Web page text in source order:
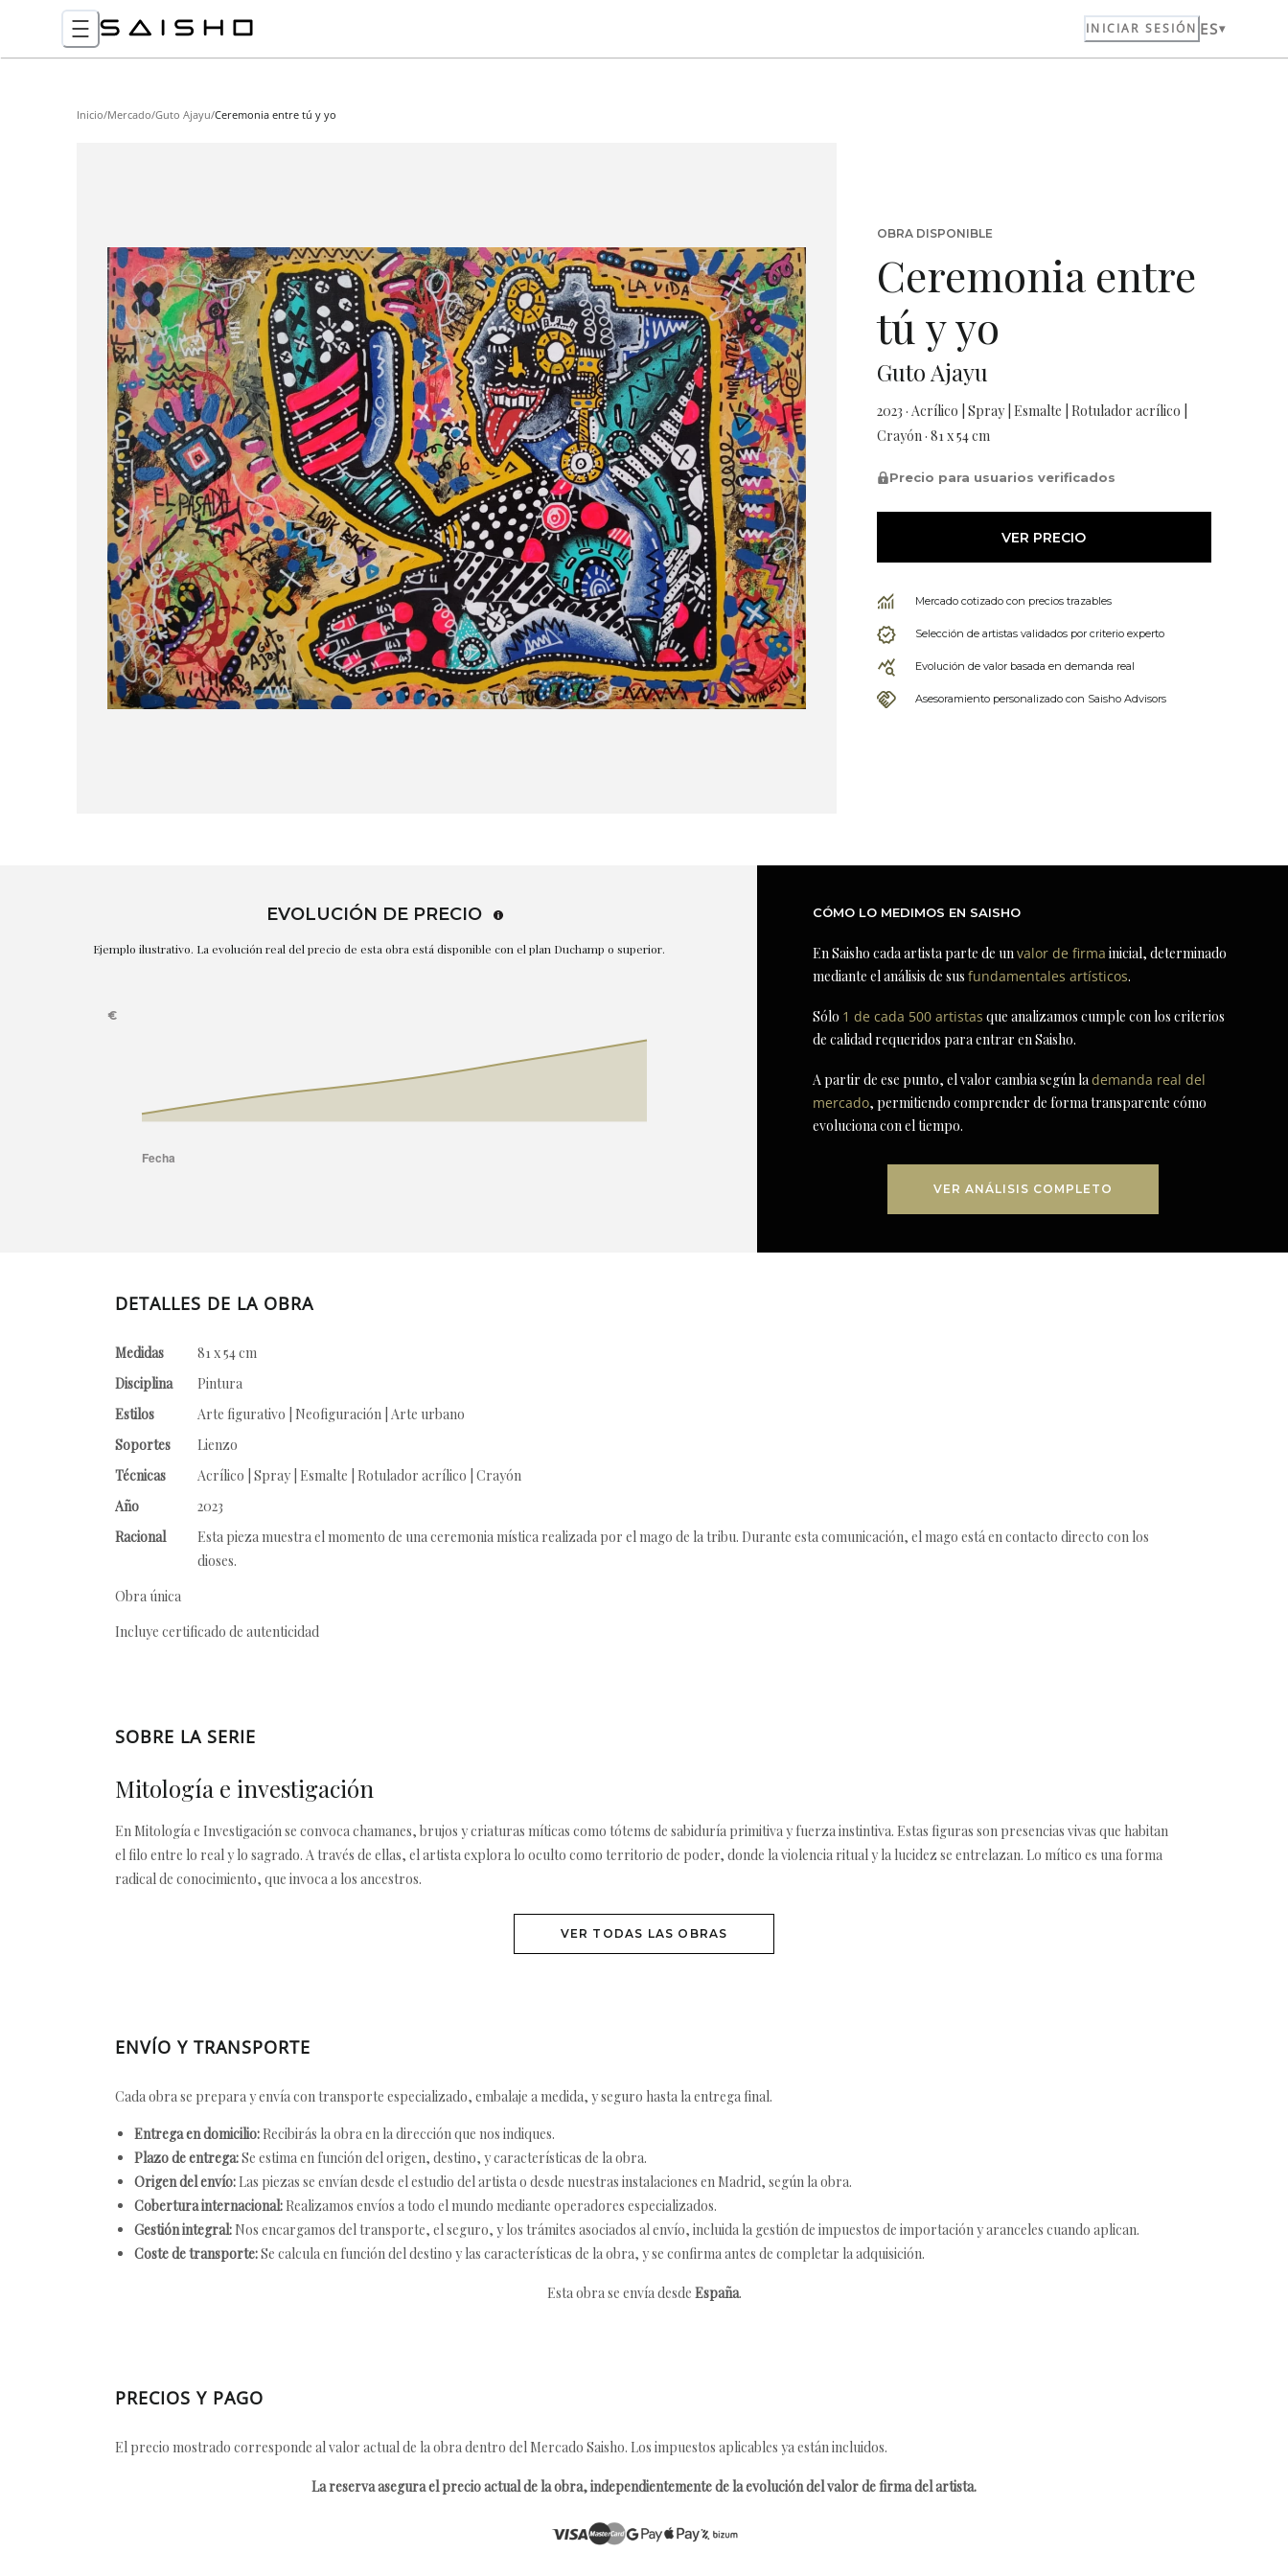
INICIAR SESIÓN ES
Inicio/Mercado/Guto Ajayu/Ceremonia entre tú y yo
OBRA DISPONIBLE
Ceremonia entre
tú y yo
Guto Ajayu
2023 · Acrílico | Spray | Esmalte | Rotulador acrílico |
Crayón · 81 x 54 cm
Precio para usuarios verificados
VER PRECIO
Mercado cotizado con precios trazables
Selección de artistas validados por criterio experto
Evolución de valor basada en demanda real
Asesoramiento personalizado con Saisho Advisors
EVOLUCIÓN DE PRECIO
Ejemplo ilustrativo. La evolución real del precio de esta obra está disponible con el plan Duchamp o superior.
CÓMO LO MEDIMOS EN SAISHO
En Saisho cada artista parte de unvalor de firma inicial, determinado
mediante el análisis de susfundamentales artísticos.
Sólo 1 de cada 500 artistas que analizamos cumple con los criterios
de calidad requeridos para entrar en Saisho.
A partir de ese punto, el valor cambia según lademanda real del
mercado, permitiendo comprender de forma transparente cómo
evoluciona con el tiempo.
VER ANÁLISIS COMPLETO
DETALLES DE LA OBRA
Medidas
81 x 54 cm
Disciplina
Pintura
Estilos
Arte figurativo | Neofiguración | Arte urbano
Soportes
Lienzo
Técnicas
Acrílico | Spray | Esmalte | Rotulador acrílico | Crayón
Año
2023
Racional
Esta pieza muestra el momento de una ceremonia mística realizada por el mago de la tribu. Durante esta comunicación, el mago está en contacto directo con los
dioses.
Obra única
Incluye certificado de autenticidad
SOBRE LA SERIE
Mitología e investigación
En Mitología e Investigación se convoca chamanes, brujos y criaturas míticas como tótems de sabiduría primitiva y fuerza instintiva. Estas figuras son presencias vivas que habitan
el filo entre lo real y lo sagrado. A través de ellas, el artista explora lo oculto como territorio de poder, donde la violencia ritual y la lucidez se entrelazan. Lo mítico es una forma
radical de conocimiento, que invoca a los ancestros.
VER TODAS LAS OBRAS
ENVÍO Y TRANSPORTE
Cada obra se prepara y envía con transporte especializado, embalaje a medida, y seguro hasta la entrega final.
Entrega en domicilio: Recibirás la obra en la dirección que nos indiques.
Plazo de entrega:Se estima en función del origen, destino, y características de la obra.
Origen del envío: Las piezas se envían desde el estudio del artista o desde nuestras instalaciones en Madrid, según la obra.
Cobertura internacional: Realizamos envíos a todo el mundo mediante operadores especializados.
Gestión integral: Nos encargamos del transporte, el seguro, y los trámites asociados al envío, incluida la gestión de impuestos de importación y aranceles cuando aplican.
Coste de transporte:Se calcula en función del destino y las características de la obra, y se confirma antes de completar la adquisición.
Esta obra se envía desde España.
PRECIOS Y PAGO
El precio mostrado corresponde al valor actual de la obra dentro del Mercado Saisho. Los impuestos aplicables ya están incluidos.
La reserva asegura el precio actual de la obra, independientemente de la evolución del valor de firma del artista.